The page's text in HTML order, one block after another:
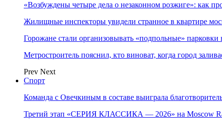
«Возбуждены четыре дела о незаконном розжиге»: как
Жилищные инспекторы увидели странное в квартире
Горожане стали организовывать «подпольные» парковки
Метростроитель пояснил, кто виноват, когда город
Prev Next
Спорт
Команда с Овечкиным в составе выиграла
Третий этап «СЕРИЯ КЛАССИКА — 2026» на Moscow